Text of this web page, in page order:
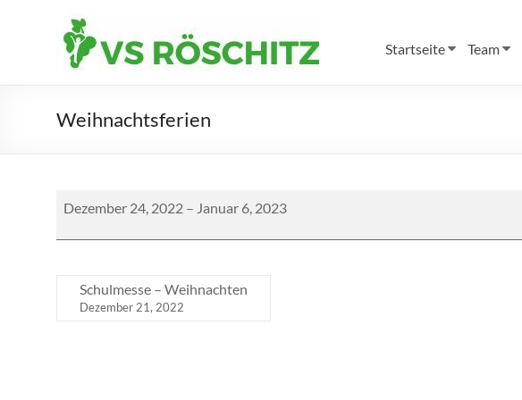
Volksschule
Röschitz
Startseite Team
Weihnachtsferien
Dezember 24, 2022 – Januar 6, 2023
Schulmesse – Weihnachten
Dezember 21, 2022